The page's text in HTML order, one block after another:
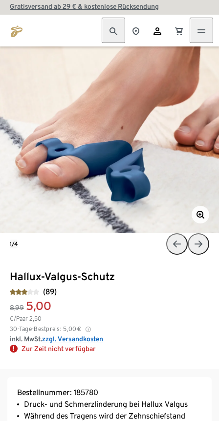
Gratisversand ab 29 € & kostenlose Rücksendung
Hallux-Valgus-Schutz
(89)
8,99 5,00
€/Paar 2,50
30-Tage-Bestpreis: 5,00 €
inkl. MwSt.zzgl. Versandkosten
Zur Zeit nicht verfügbar
1/4
Bestellnummer: 185780
Druck- und Schmerzlinderung bei Hallux Valgus
Während des Tragens wird der Zehnschiefstand